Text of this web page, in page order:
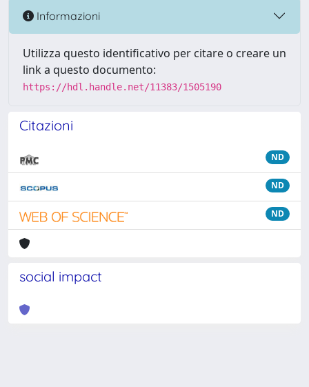
Informazioni
Utilizza questo identificativo per citare o creare un
link a questo documento:
https://hdl.handle.net/11383/1505190
Citazioni
ND
ND
ND
social impact